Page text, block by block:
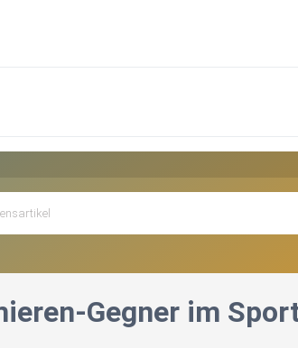
Gegner im